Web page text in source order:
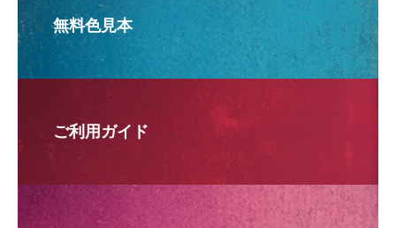
無料色見本
ご利用ガイド